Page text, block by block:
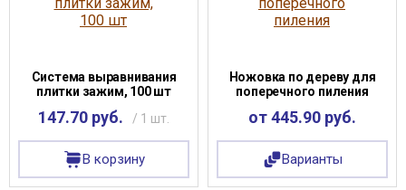
Система выравнивания
плитки зажим, 100 шт
147.70 руб. / 1 шт.
В корзину
Ножовка по дереву для
поперечного пиления
от 445.90 руб.
Варианты